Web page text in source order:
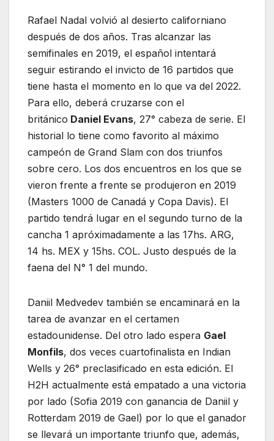
Rafael Nadal volvió al desierto californiano
después de dos años. Tras alcanzar las
semifinales en 2019, el español intentará
seguir estirando el invicto de 16 partidos que
tiene hasta el momento en lo que va del 2022.
Para ello, deberá cruzarse con el
británico Daniel Evans, 27° cabeza de serie. El
historial lo tiene como favorito al máximo
campeón de Grand Slam con dos triunfos
sobre cero. Los dos encuentros en los que se
vieron frente a frente se produjeron en 2019
(Masters 1000 de Canadá y Copa Davis). El
partido tendrá lugar en el segundo turno de la
cancha 1 apróximadamente a las 17hs. ARG,
14 hs. MEX y 15hs. COL. Justo después de la
faena del N° 1 del mundo.
Daniil Medvedev también se encaminará en la
tarea de avanzar en el certamen
estadounidense. Del otro lado espera Gael
Monfils, dos veces cuartofinalista en Indian
Wells y 26° preclasificado en esta edición. El
H2H actualmente está empatado a una victoria
por lado (Sofia 2019 con ganancia de Daniil y
Rotterdam 2019 de Gael) por lo que el ganador
se llevará un importante triunfo que, además,